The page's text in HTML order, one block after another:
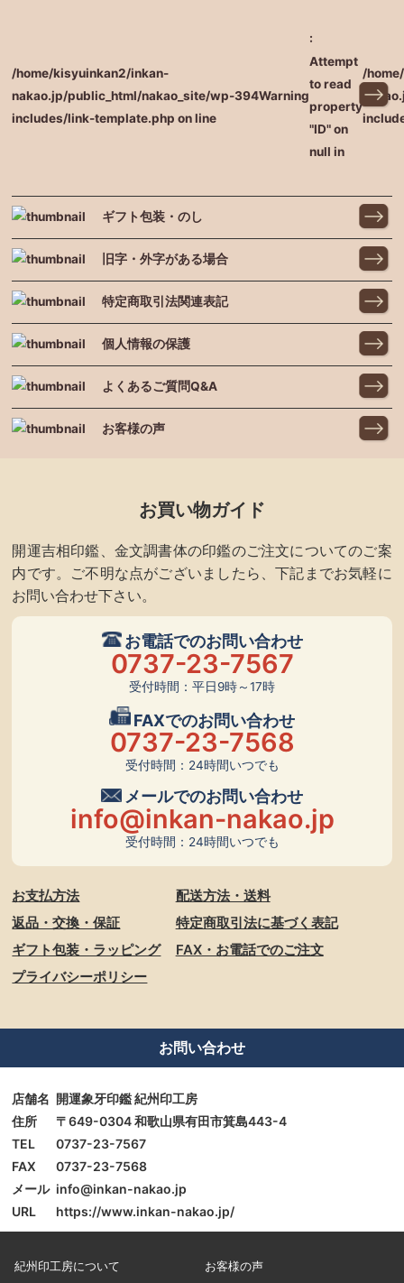
/home/kisyuinkan2/inkan-
nakao.jp/public_html/nakao_site/wp-
includes/link-template.php on line
394Warning
:
Attempt
to read
property
"ID" on
null in
/
ギフト包装・のし
旧字・外字がある場合
特定商取引法関連表記
個人情報の保護
よくあるご質問Q&A
お客様の声
お買い物ガイド
開運吉相印鑑、金文調書体の印鑑のご注文についてのご案
内です。ご不明な点がございましたら、下記までお気軽に
お問い合わせ下さい。
お電話でのお問い合わせ
0737-23-7567
受付時間：平日9時～17時
FAXでのお問い合わせ
0737-23-7568
受付時間：24時間いつでも
メールでのお問い合わせ
info@inkan-nakao.jp
受付時間：24時間いつでも
お支払方法
配送方法・送料
返品・交換・保証
特定商取引法に基づく表記
ギフト包装・ラッピング
FAX・お電話でのご注文
プライバシーポリシー
お問い合わせ
店舗名 開運象牙印鑑 紀州印工房
住所
〒649-0304 和歌山県有田市箕島443-4
TEL
0737-23-7567
FAX
0737-23-7568
メール info@inkan-nakao.jp
URL
https://www.inkan-nakao.jp/
紀州印工房について お客様の声